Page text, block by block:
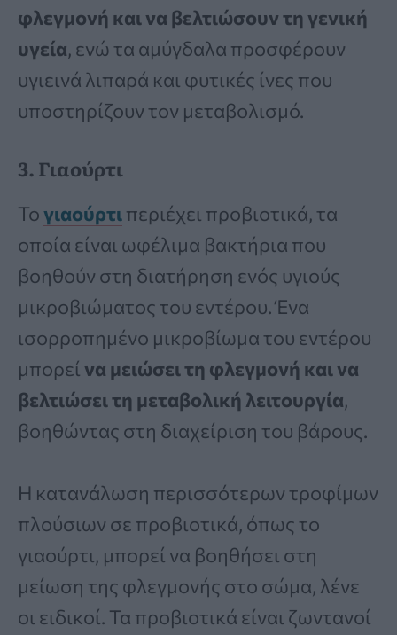
φλεγμονή και να βελτιώσουν τη γενική
υγεία, ενώ τα αμύγδαλα προσφέρουν
υγιεινά λιπαρά και φυτικές ίνες που
υποστηρίζουν τον μεταβολισμό.
3. Γιαούρτι
Τογιαούρτιπεριέχει προβιοτικά, τα
οποία είναι ωφέλιμα βακτήρια που
βοηθούν στη διατήρηση ενός υγιούς
μικροβιώματος του εντέρου. Ένα
ισορροπημένο μικροβίωμα του εντέρου
μπορεί να μειώσει τη φλεγμονή και να
βελτιώσει τη μεταβολική λειτουργία,
βοηθώντας στη διαχείριση του βάρους.
Η κατανάλωση περισσότερων τροφίμων
πλούσιων σε προβιοτικά, όπως το
γιαούρτι, μπορεί να βοηθήσει στη
μείωση της φλεγμονής στο σώμα, λένε
οι ειδικοί. Τα προβιοτικά είναι ζωντανοί